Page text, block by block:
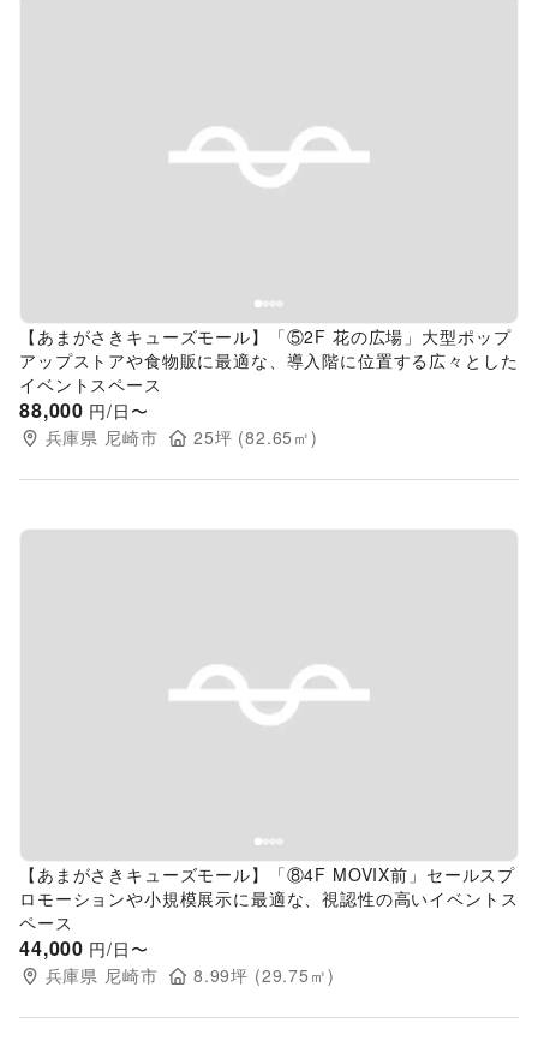
Previous slide
【あまがさきキューズモール】「⑤2F 花の広場」大型ポップ
アップストアや食物販に最適な、導入階に位置する広々とした
イベントスペース
88,000 円/日〜
兵庫県 尼崎市 25坪 (82.65 ㎡)
Previous slide
【あまがさきキューズモール】「⑧4F MOVIX前」セールスプ
ロモーションや小規模展示に最適な、視認性の高いイベントス
ペース
44,000 円/日〜
兵庫県 尼崎市 8.99坪 (29.75 ㎡)